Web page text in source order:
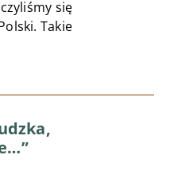
się
Takie